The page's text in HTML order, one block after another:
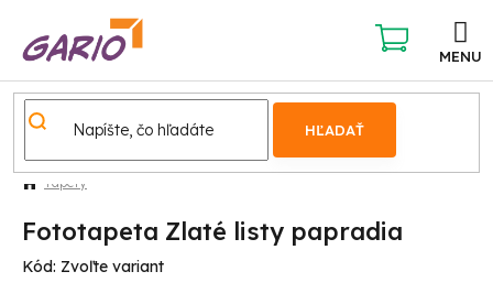
obsah
HĽADAŤ
NÁKUPNÝ
KOŠÍK
Tapety
Fototapeta Zlaté listy papradia
Kód: Zvoľte variant